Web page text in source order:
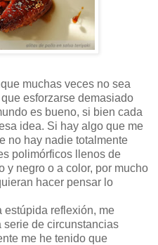
muchas veces no sea
esforzarse demasiado
es bueno, si bien cada
idea. Si hay algo que me
no hay nadie totalmente
polimórficos llenos de
y negro o a color, por mucho
hacer pensar lo
estúpida reflexión, me
serie de circunstancias
me he tenido que